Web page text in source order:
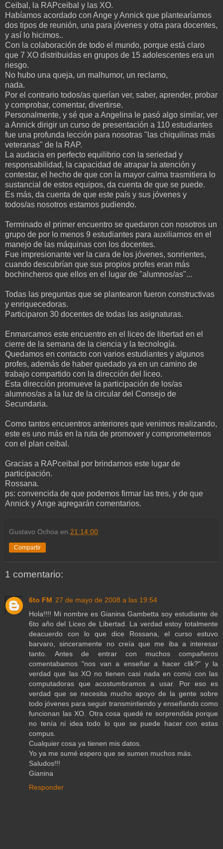
Ceibal, la RAPceibal y las XO.
Habíamos acordado con Ange y Annick que plantearíamos
dos tipos de reunión, una para jóvenes y otra para docentes,
y así lo hicimos..
Con la colaboración de todo el mundo, porque está claro
que 7 XO distribuidas en grupos de 15 adolescentes era un
riesgo.
No hubo una queja, un malhumor, un reclamo,
nada.
Por el contrario todos/as querían ver, saber, aprender, probar
y comprobar, comentar, divertirse.
Personalmente, y sé que a Angelina le pasó algo similar, ver
a Annick dirigir un curso de presentación a 110 estudiantes
fue una profunda lección para nosotras "las chiquilinas más
veteranas" de la RAP.
La audacia en perfecto equilibrio con la seriedad y
responsabilidad, la capacidad de atrapar la atención y
contestar, el hecho de que con la mayor calma trasmitiera lo
sustancial de estos equipos, da cuenta de que se puede.
Es más, da cuenta de que este país y sus jóvenes y
todos/as nosotros estamos pudiendo.
Terminado el primer encuentro se quedaron con nosotros un
grupo de por lo menos 9 estudiantes para auxiliarnos en el
manejo de las máquinas con los docentes.
Fue impresionante ver la cara de los jóvenes, sonrientes,
cuando descubrían que sus propios profes eran más
bochincheros que ellos en el lugar de "alumnos/as"...
Todas las preguntas que se plantearon fueron constructivas
y enriquecedoras.
Participaron 30 docentes de todas las asignaturas.
Enmarcamos este encuentro en el liceo de libertad en el
cierre de la semana de la ciencia y la tecnología.
Quedamos en contacto con varios estudiantes y algunos
profes, además de haber quedado ya en un camino de
trabajo compartido con la dirección del liceo.
Esta dirección promueve la participación de los/as
alumnos/as a la luz de la circular del Consejo de
Secundaria.
Como tantos encuentros anteriores que venimos realizando,
este es uno más en la ruta de promover y comprometernos
con el plan ceibal.
Gracias a RAPceibal por brindarnos este lugar de
participación.
Rossana.
ps: convencida de que podemos firmar las tres, y de que
Annick y Ange agregarán comentarios.
Gustavo Ochoa en 21:14:00
Compartir
1 comentario:
6to FM 27 de mayo de 2008 a las 19:54
Hola!!!! Mi nombre es Gianina Gambetta soy estudiante de
6to año del Liceo de Libertad. La verdad estoy totalmente
deacuerdo con lo que dice Rossana, el curso estuvo
barvaro, sinceramente no creía que me iba a interesar
tanto. Antes de entrar con muchos compañeros
comentabamos "nos van a enseñar a hacer clik?" y la
verdad que las XO no tienen casi nada en comú con las
computadoras que acostumbramos a usar. Por eso es
verdad que se necesita mucho apoyo de la gente sobre
todo jóvenes para seguir transmintiendo y enseñando como
funcionan las XO. Otra cosa quedé re sorprendida porque
no tenía ni idea todo lo que se puede hacer con estas
compus.
Cualquier cosa ya tienen mis datos.
Yo ya me sumé espero que se sumen muchos más.
Saludos!!!
Gianina
Responder